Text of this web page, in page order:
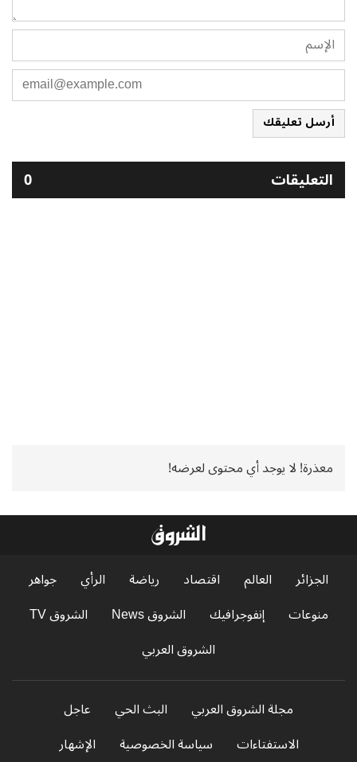
أرسل تعليقك
التعليقات 0
معذرة! لا يوجد أي محتوى لعرضه!
الجزائر العالم اقتصاد رياضة الرأي
جواهر
منوعات
إنفوجرافيك الشروق News
الشروق TV
الشروق العربي
مجلة الشروق العربي البث الحي
عاجل
الاستفتاءات
سياسة الخصوصية الإشهار